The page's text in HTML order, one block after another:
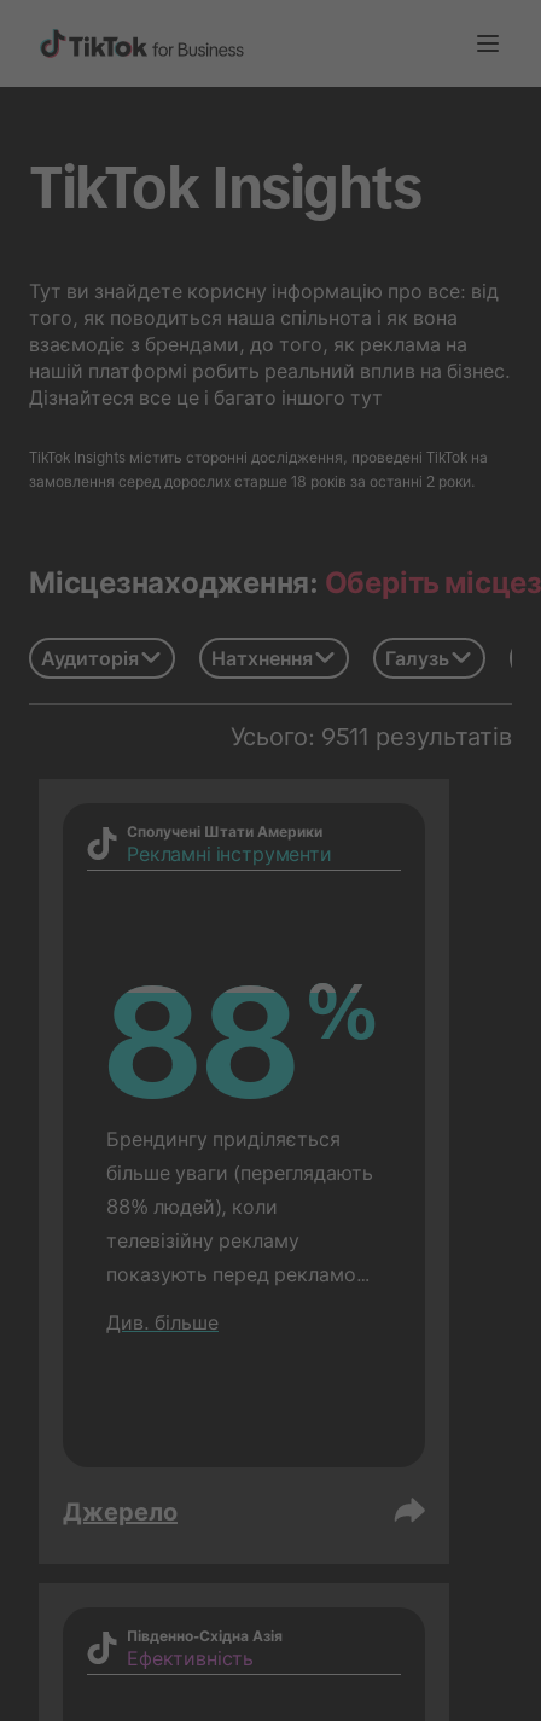
TikTok Insights
Тут ви знайдете корисну інформацію про все: від
того, як поводиться наша спільнота і як вона
взаємодіє з брендами, до того, як реклама на
нашій платформі робить реальний вплив на бізнес.
Дізнайтеся все це і багато іншого тут
TikTok Insights містить сторонні дослідження, проведені TikTok на
замовлення серед дорослих старше 18 років за останні 2 роки.
Місцезнаходження: Оберіть
Аудиторія Натхнення Галузь
Усього: 9511 результатів
Сполучені Штати Америки
Рекламні інструменти
88%
88%
Брендингу приділяється
більше уваги (переглядають
88% людей), коли
телевізійну рекламу
показують перед рекламою
Див. більше
Джерело
Південно-Східна Азія
Ефективність